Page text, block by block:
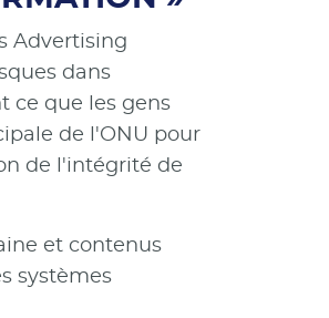
Advertising
dans
ce que les gens
de l'ONU pour
de l'intégrité de
et contenus
systèmes